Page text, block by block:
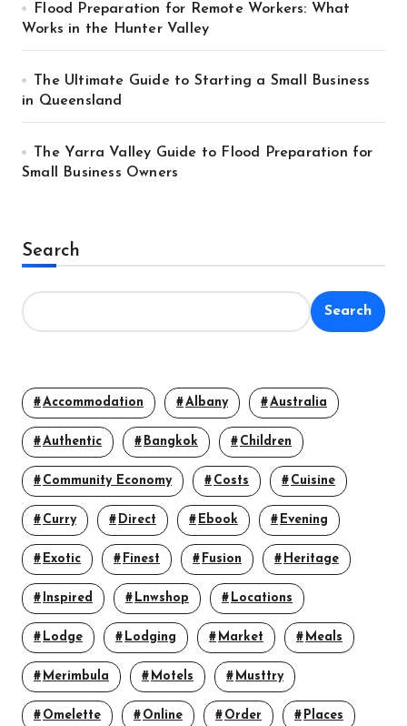
Flood Preparation for Remote Workers: What
Works in the Hunter Valley
The Ultimate Guide to Starting a Small Business
in Queensland
The Yarra Valley Guide to Flood Preparation for
Small Business Owners
Search
Search
Accommodation Albany Australia
Authentic Bangkok Children
Community Economy Costs Cuisine
Curry Direct Ebook Evening
Exotic Finest Fusion Heritage
Inspired Lnwshop Locations
Lodge Lodging Market Meals
Merimbula Motels Musttry
Omelette Online Order Places